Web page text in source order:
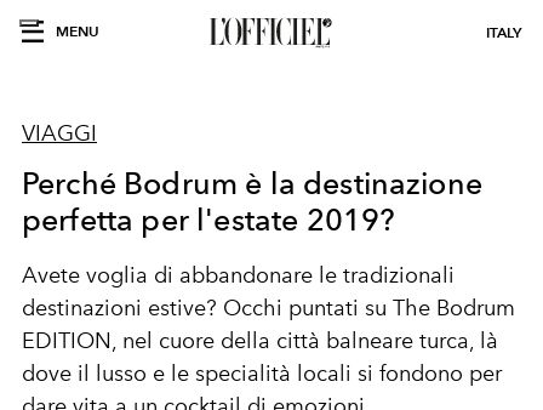
MENU ITALY
VIAGGI
Perché Bodrum è la destinazione
perfetta per l'estate 2019?
Avete voglia di abbandonare le tradizionali
destinazioni estive? Occhi puntati su The Bodrum
EDITION, nel cuore della città balneare turca, là
dove il lusso e le specialità locali si fondono per